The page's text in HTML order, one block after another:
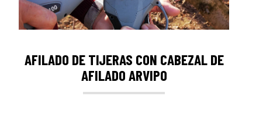
AFILADO DE TIJERAS CON CABEZAL DE
AFILADO ARVIPO